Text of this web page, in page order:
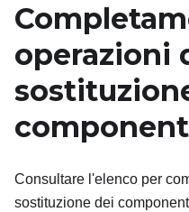
operazioni
Consultare l'elenco per
sostituzione dei